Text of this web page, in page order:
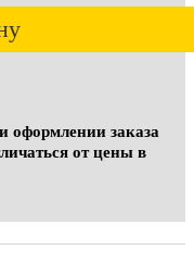
оформлении заказа
от цены в